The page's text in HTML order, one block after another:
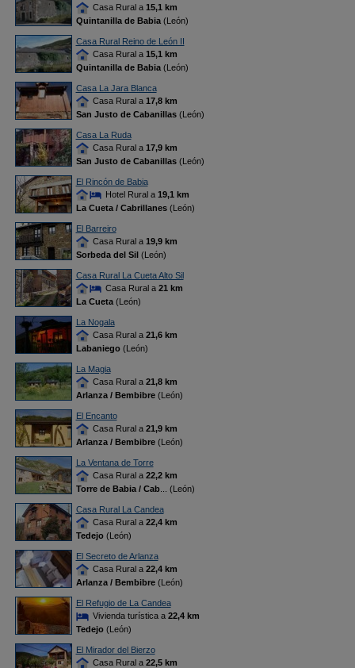
Casa Rural a 15,1 km
Quintanilla de Babia(León)
Casa Rural Reino de León II
Casa Rural a 15,1 km
Quintanilla de Babia(León)
Casa La Jara Blanca
Casa Rural a 17,8 km
San Justo de Cabanillas(León)
Casa La Ruda
Casa Rural a 17,9 km
San Justo de Cabanillas(León)
El Rincón de Babia
Hotel Rural a 19,1 km
La Cueta / Cabrillanes(León)
El Barreiro
Casa Rural a 19,9 km
Sorbeda del Sil(León)
Casa Rural La Cueta Alto Sil
Casa Rural a 21 km
La Cueta(León)
La Nogala
Casa Rural a 21,6 km
Labaniego(León)
La Magia
Casa Rural a 21,8 km
Arlanza / Bembibre(León)
El Encanto
Casa Rural a 21,9 km
Arlanza / Bembibre(León)
La Ventana de Torre
Casa Rural a 22,2 km
Torre de Babia / Cab... (León)
Casa Rural La Candea
Casa Rural a 22,4 km
Tedejo(León)
El Secreto de Arlanza
Casa Rural a 22,4 km
Arlanza / Bembibre(León)
El Refugio de La Candea
Vivienda turística a 22,4 km
Tedejo(León)
El Mirador del Bierzo
Casa Rural a 22,5 km